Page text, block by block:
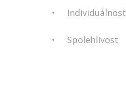
Individuálnost
Spolehlivost